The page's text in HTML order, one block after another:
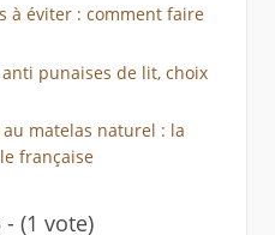
à éviter : comment faire
punaises de lit, choix
matelas naturel : la
française
- (1 vote)